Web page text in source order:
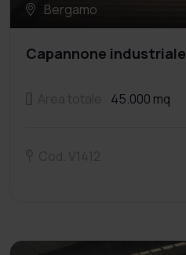
Bergamo
Capannone industriale
45.000 mq